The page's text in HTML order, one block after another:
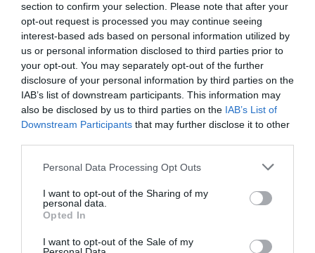
section to confirm your selection. Please note that after your
opt-out request is processed you may continue seeing
interest-based ads based on personal information utilized by
us or personal information disclosed to third parties prior to
your opt-out. You may separately opt-out of the further
disclosure of your personal information by third parties on the
IAB’s list of downstream participants. This information may
also be disclosed by us to third parties on the IAB’s List of
Downstream Participants that may further disclose it to other
Please note that this website/app uses one or more Google
not limited to your visit or usage behaviour. You may click to
grant or deny consent to Google and its third-party tags to
use your data for below specified purposes in below Google
consent section.
Personal Data Processing Opt Outs
I want to opt-out of the Sharing of my
personal data.
Opted In
I want to opt-out of the Sale of my
Στο διαδίκτυο γίνεται πάρτι από καταγγελίες
και αρνητικά σχόλια.
ΑΠΆΝΤΗΣΗ
Ο/ΗIvan
24/07/2017 στις 06:58
επισημαίνει. Και λίγα λεει: σε παραλία που
εκμεταλλεύεται γνωστό ξενοδοχείο ο φρεντο
καπουτσίνο σε πλαστικό ποτήρι 4,5 ευρώ και
Αστέρα να ήμουν. Αν οι επαγγελματίες του